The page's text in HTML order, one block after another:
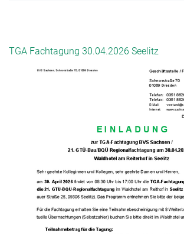
TGA Fachtagung 30.04.2026 Seelitz